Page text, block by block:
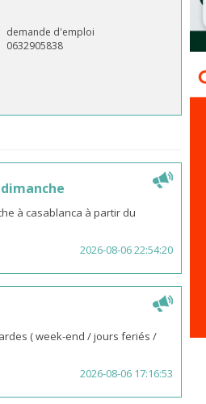
demande d'emploi
0632905838
à casablanca à partir du
2026-08-06 22:54:20
( week-end / jours feriés /
2026-08-06 17:16:53